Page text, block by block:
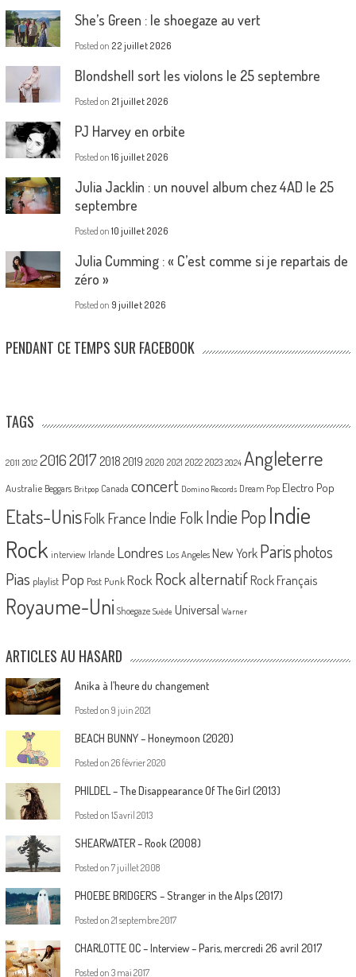
She’s Green : le shoegaze au vert
Posted on 22 juillet 2026
Blondshell sort les violons le 25 septembre
Posted on 21 juillet 2026
PJ Harvey en orbite
Posted on 16 juillet 2026
Julia Jacklin : un nouvel album chez 4AD le 25
septembre
Posted on 10 juillet 2026
Julia Cumming : « C’est comme si je repartais de
zéro »
Posted on 9 juillet 2026
PENDANT CE TEMPS SUR FACEBOOK
TAGS
2011 2012 20162017 2018 2019 2020 2021 2022 2023 2024 Angleterre
Australie Beggars Britpop Canada concert Domino Records Dream Pop Electro Pop
Etats-UnisFolk France Indie FolkIndie PopIndie
Rock interview Irlande Londres Los Angeles New York Parisphotos
Pias playlist Pop Post Punk Rock Rock alternatif Rock Français
Royaume-Uni Shoegaze Suède Universal Warner
ARTICLES AU HASARD
Anika à l’heure du changement
Posted on 9 juin 2021
BEACH BUNNY – Honeymoon (2020)
Posted on 26 février 2020
PHILDEL – The Disappearance Of The Girl (2013)
Posted on 15 avril 2013
SHEARWATER – Rook (2008)
Posted on 7 juillet 2008
PHOEBE BRIDGERS – Stranger in the Alps (2017)
Posted on 21 septembre 2017
CHARLOTTE OC – Interview – Paris, mercredi 26 avril 2017
Posted on 3 mai 2017